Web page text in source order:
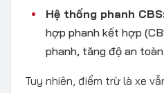
Hệ thống phanh
hợp phanh kết hợp
phanh, tăng độ an
Tuy nhiên, điểm trừ là xe